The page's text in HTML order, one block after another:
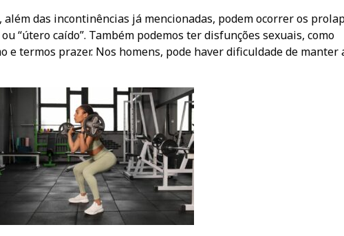
das incontinências já mencionadas, podem ocorrer os
“útero caído”. Também podemos ter disfunções sexuais, como
e termos prazer. Nos homens, pode haver dificuldade de manter